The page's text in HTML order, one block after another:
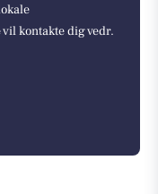
kontakte dig vedr.